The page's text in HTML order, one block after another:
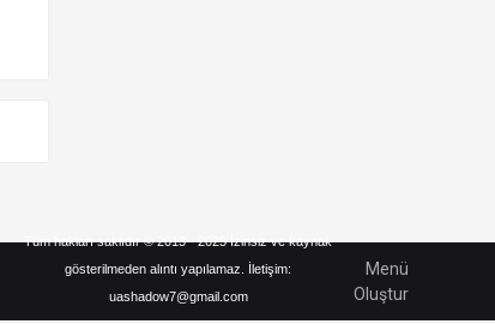
Tüm hakları saklıdır © 2013 - 2025 İzinsiz ve kaynak
gösterilmeden alıntı yapılamaz. İletişim:
uashadow7@gmail.com
Menü
Oluştur